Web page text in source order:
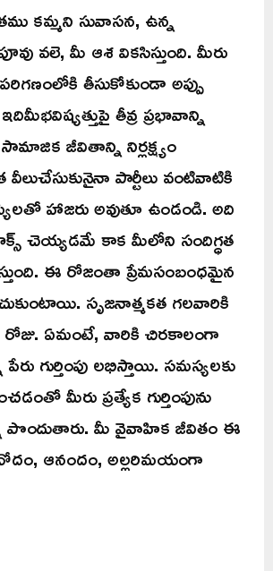
కమ్మని సువాసన, ఉన్న
వలె, మీ ఆశ వికసిస్తుంది. మీరు
తీసుకోకుండా అప్పు
తీవ్ర ప్రభావాన్ని
జీవితాన్ని నిర్లక్ష్యం
పార్టీలు వంటివాటికి
హాజరు అవుతూ ఉండండి. అది
చెయ్యడమే కాక మీలోని సందిగ్ధత
ఈ రోజంతా ప్రేమసంబంధమైన
సృజనాత్మకత గలవారికి
ఏమంటే, వారికి చిరకాలంగా
పేరు గుర్తింపు లభిస్తాయి. సమస్యలకు
మీరు ప్రత్యేక గుర్తింపును
పొందుతారు. మీ వైవాహిక జీవితం ఈ
ఆనందం, అల్లరిమయంగా